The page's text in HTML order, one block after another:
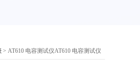
> AT610 电容测试仪AT610 电容测试仪